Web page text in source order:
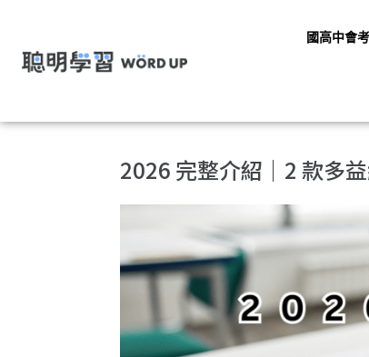
國高中會
2026 完整介紹｜2 款多